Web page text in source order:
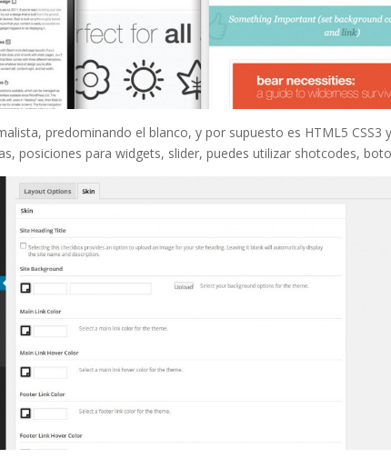
predominando el blanco, y por supuesto es HTML5 CSS3
posiciones para widgets, slider, puedes utilizar shotcodes,